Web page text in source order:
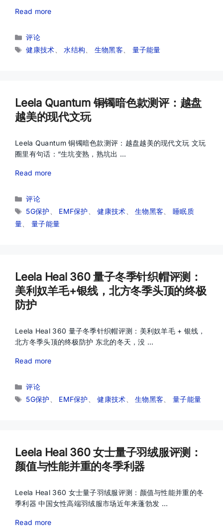
Read more
分
类
评论
标
健康技术 、水结构 生物黑客 量子能量
Leela Quantum 铜镯暗色款测评：越盘
越美的现代文玩
Leela Quantum 铜镯暗色款测评：越盘越美的现代文玩 文玩
圈里有句话：“生坑变熟，熟坑出 …
Read more
分
类
评论
标
签
5G保护 EMF保护 、健康技术 、生物黑客
睡眠质
量
量子能量
Leela Heal 360 量子冬季针织帽评测：
美利奴羊毛+银线，北方冬季头顶的终极
防护
Leela Heal 360 量子冬季针织帽评测：美利奴羊毛 + 银线，
北方冬季头顶的终极防护 东北的冬天，没 …
Read more
分
类
评论
标
5G保护 EMF保护 、健康技术 、生物黑客 量子能量
Leela Heal 360 女士量子羽绒服评测：
颜值与性能并重的冬季利器
Leela Heal 360 女士量子羽绒服评测：颜值与性能并重的冬
季利器 中国女性高端羽绒服市场近年来蓬勃发 …
Read more